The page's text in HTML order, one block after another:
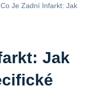
Co Je Zadní Infarkt: Jak
Jak